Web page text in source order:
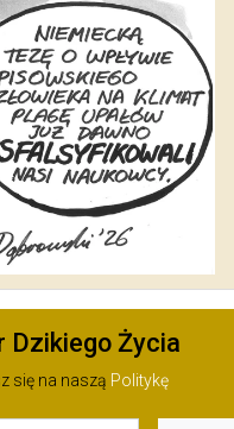
Dzikiego Życia
się na naszą Politykę